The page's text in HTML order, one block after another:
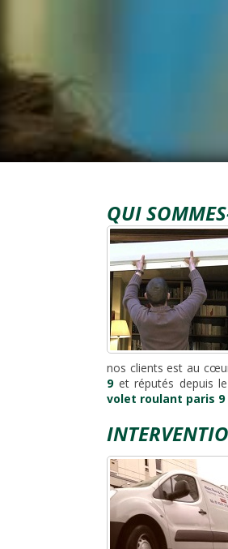
QUI
nos clients est au
9et réputés depuis le
volet roulant paris 9